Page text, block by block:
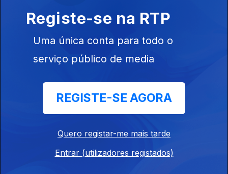
04 ago. 2026
Em dia de Logo Se Vê dedicado às viagens, João Torgal
Catarina Palma trouxe-nos magníficas memórias das suas
partes favoritas das viagens: a natureza a ser a natureza.
Registe-se na RTP
Uma única conta para todo o
serviço público de media
REGISTE-SE AGORA
Quero registar-me mais tarde
Entrar (utilizadores registados)